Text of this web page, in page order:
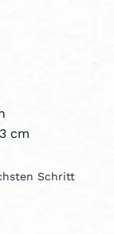
cm
Schritt